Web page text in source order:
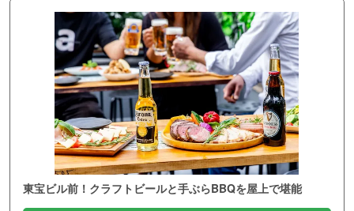
東宝ビル前！クラフトビールと手ぶらBBQを屋上で堪能